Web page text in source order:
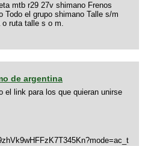
mtb r29 27v shimano Frenos
Todo el grupo shimano Talle s/m
o ruta talle s o m.
de argentina
el link para los que quieran unirse